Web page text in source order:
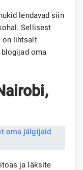
lendavad siin
Sellisest
on lihtsalt
oma
ja läksite